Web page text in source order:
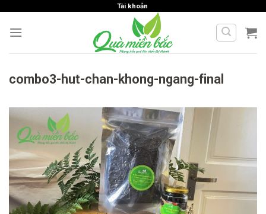
content
Tài khoản
combo3-hut-chan-khong-ngang-final